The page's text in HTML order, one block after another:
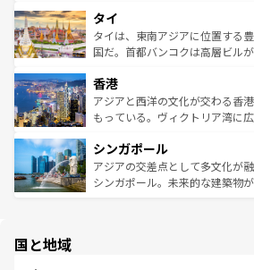
リティに包まれながら、韓国の
わってみてほしい。
覧を参照してほしい。
急速な発展と共に伝統が息づく
ーチミン市のフランス統治時代
醸し出している。また、バラエ
とつ。フォーやバインミー、ベ
ひ現地で味わいたい。どの地域
が旅行者を迎えてくれるので、
参照してほしい。
タイ
タイは、東南アジアに位置する
国だ。首都バンコクは高層ビル
の活気が交差している。北部で
帯で自然と触れ合い、南部では
いビーチでリゾート気分を楽し
激する。気候は一年中温暖で、
が待っている。親しみやすいタ
た文化、そして多様な観光資源
香港
アジアと西洋の文化が交わる香
もっている。ヴィクトリア湾に
み、どこを訪れても感動するは
ており、効率よく見どころを回
うな絶景から文化的な体験まで
シンガポール
アジアの交差点として多文化が
シンガポール。未来的な建築物
国と地域